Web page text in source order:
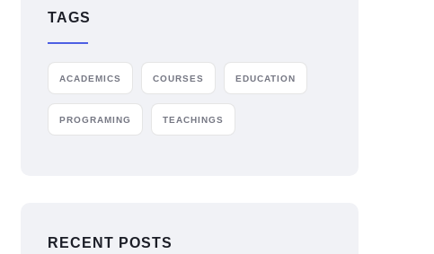
TAGS
ACADEMICS COURSES EDUCATION
PROGRAMING TEACHINGS
RECENT POSTS